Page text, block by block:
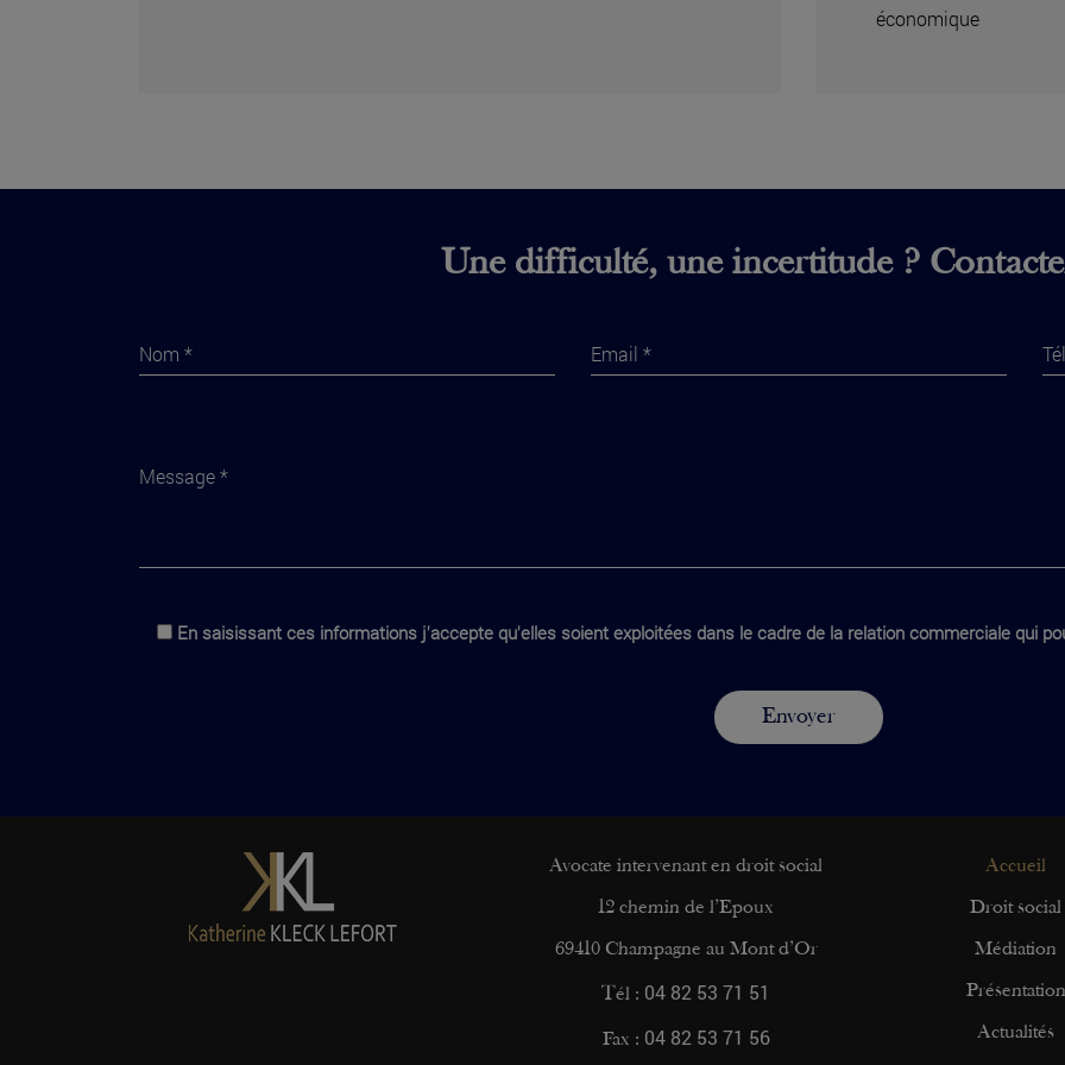
économique
Une difficulté, une incertitude ?
En saisissant ces informations j'accepte qu'elles soient exploitées dans le cadre de la relation commerciale qui
Avocate intervenant en droit social
12 chemin de l’Epoux
69410 Champagne au Mont d’Or
Tél : 04 82 53 71 51
Fax : 04 82 53 71 56
Accueil
Droit social
Médiation
Présentation
Actualités